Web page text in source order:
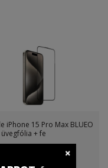
iPhone 15 Pro Max BLUEO
+ fe